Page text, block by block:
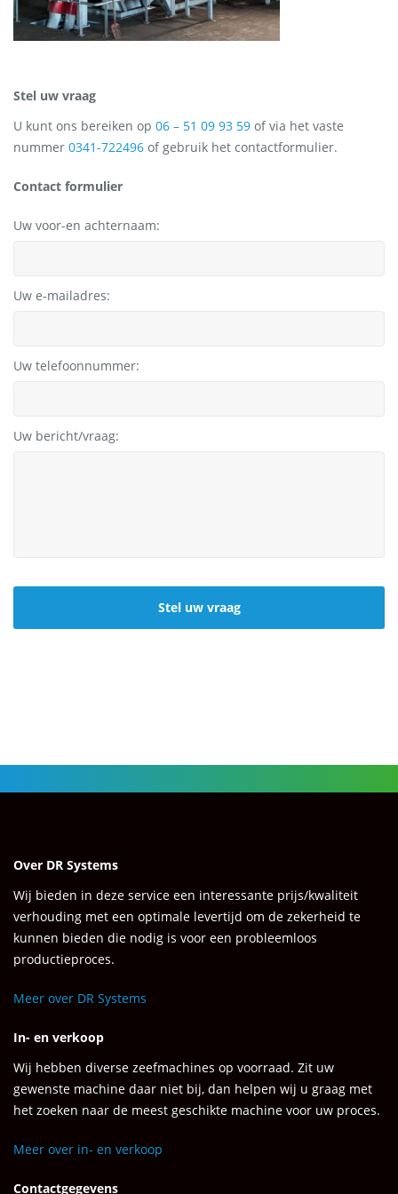
Stel uw vraag
U kunt ons bereiken op 06 – 51 09 93 59 of via het vaste
nummer 0341-722496 of gebruik het contactformulier.
Contact formulier
Uw voor-en achternaam:
Uw e-mailadres:
Uw telefoonnummer:
Uw bericht/vraag:
Over DR Systems
Wij bieden in deze service een interessante prijs/kwaliteit
verhouding met een optimale levertijd om de zekerheid te
kunnen bieden die nodig is voor een probleemloos
productieproces.
Meer over DR Systems
In- en verkoop
Wij hebben diverse zeefmachines op voorraad. Zit uw
gewenste machine daar niet bij, dan helpen wij u graag met
het zoeken naar de meest geschikte machine voor uw proces.
Meer over in- en verkoop
Contactgegevens